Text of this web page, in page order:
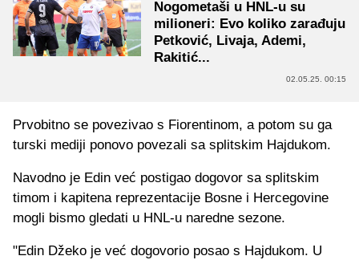
Nogometaši u HNL-u su
milioneri: Evo koliko zarađuju
Petković, Livaja, Ademi,
Rakitić...
02.05.25. 00:15
Prvobitno se povezivao s Fiorentinom, a potom su ga
turski mediji ponovo povezali sa splitskim Hajdukom.
Navodno je Edin već postigao dogovor sa splitskim
timom i kapitena reprezentacije Bosne i Hercegovine
mogli bismo gledati u HNL-u naredne sezone.
"Edin Džeko je već dogovorio posao s Hajdukom. U